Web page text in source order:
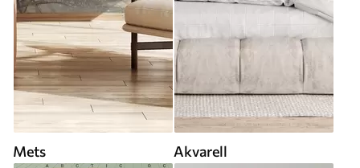
Mets Akvarell